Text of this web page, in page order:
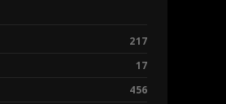
217
17
456